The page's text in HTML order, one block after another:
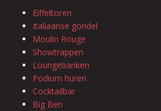
Eiffeltoren
Italiaanse gondel
Moulin Rouge
Showtrappen
Loungebanken
Podium huren
Cocktailbar
Big Ben